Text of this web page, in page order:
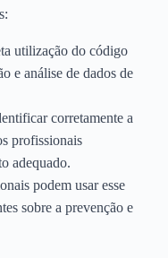
utilização do código
e análise de dados de
corretamente a
profissionais
adequado.
podem usar esse
sobre a prevenção e